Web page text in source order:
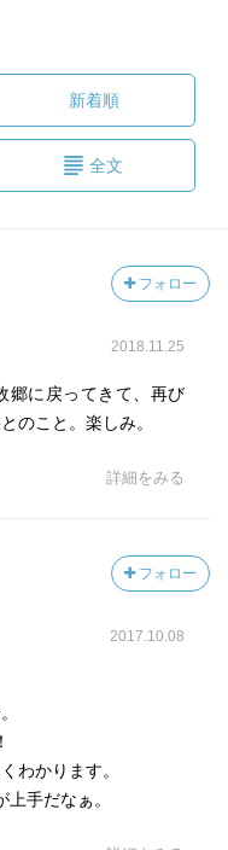
新着順
全文
フォロー
2018.11.25
郷に戻ってきて、再び
のこと。楽しみ。
詳細をみる
フォロー
2017.10.08
わかります。
手だなぁ。